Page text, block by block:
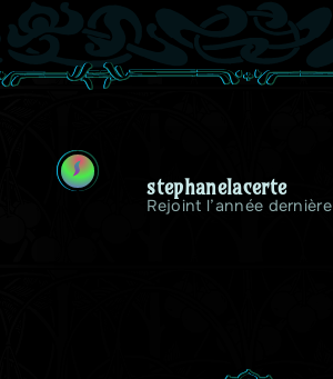
S
stephanelacerte
Rejoint l’année dernière